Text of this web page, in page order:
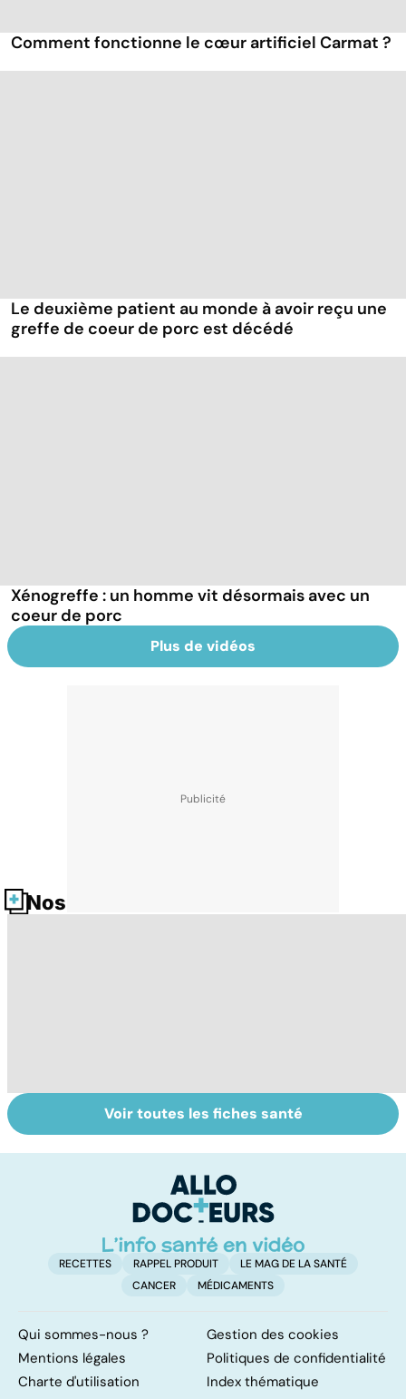
Comment fonctionne le cœur artificiel Carmat ?
Le deuxième patient au monde à avoir reçu une
greffe de coeur de porc est décédé
Xénogreffe : un homme vit désormais avec un
coeur de porc
Plus de vidéos
Nos fiches santé
Insuffisance
cardiaque : le
Tout savoir sur
les infections
Voir toutes les fiches santé
RECETTES RAPPEL PRODUIT
LE MAG DE LA SANTÉ
CANCER
MÉDICAMENTS
Qui sommes-nous ?
Gestion des cookies
Mentions légales
Politiques de confidentialité
Charte d'utilisation
Index thématique